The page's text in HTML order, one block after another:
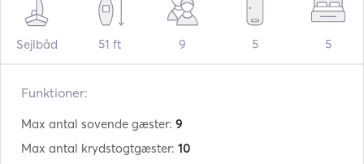
Sejlbåd 51 ft 9 5 5
Funktioner:
Max antal sovende gæster: 9
Max antal krydstogtgæster: 10